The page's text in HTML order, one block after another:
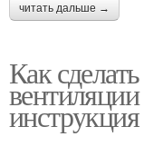
читать дальше →
Как
инструкция